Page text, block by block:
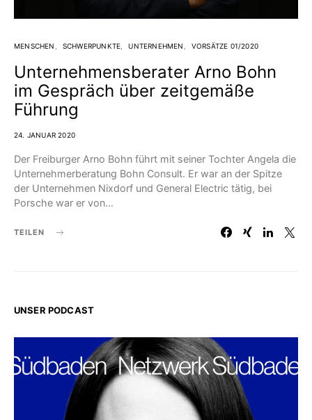
MENSCHEN SCHWERPUNKTE UNTERNEHMEN VORSÄTZE 01/2020
Unternehmensberater Arno Bohn
im Gespräch über zeitgemäße
Führung
24. JANUAR 2020
Der Freiburger Arno Bohn führt mit seiner Tochter Angela die
Unternehmerberatung Bohn Consult. Er war an der Spitze
der Unternehmen Nixdorf und General Electric tätig, bei
Porsche war er von…
TEILEN
UNSER PODCAST